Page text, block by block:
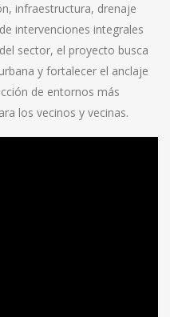
infraestructura, drenaje
intervenciones integrales
sector, el proyecto busca
y fortalecer el anclaje
de entornos más
los vecinos y vecinas.